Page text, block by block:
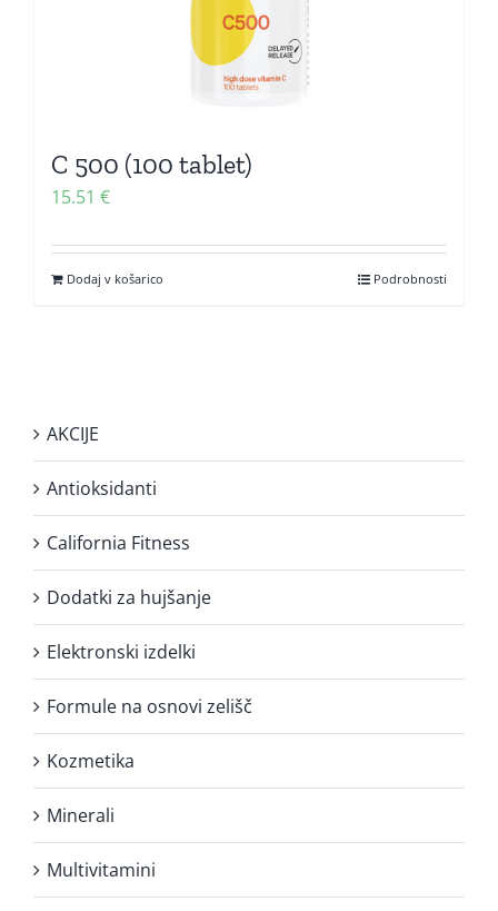
C 500 (100 tablet)
15.51 €
Dodaj v košarico Podrobnosti
AKCIJE
Antioksidanti
California Fitness
Dodatki za hujšanje
Elektronski izdelki
Formule na osnovi zelišč
Kozmetika
Minerali
Multivitamini